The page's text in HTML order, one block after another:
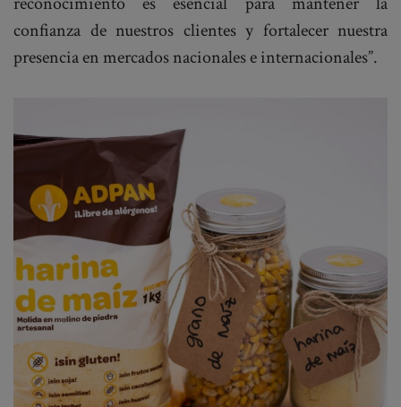
confianza de nuestros clientes y fortalecer nuestra
presencia en mercados nacionales e internacionales”.